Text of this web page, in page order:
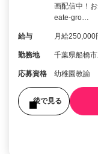
画配信中！
eate-gro…
給与 月給250,000
勤務地 千葉県船橋
応募資格 幼稚園教諭
後で見る